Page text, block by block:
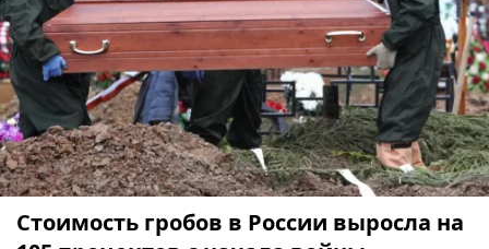
Стоимость гробов в России выросла на